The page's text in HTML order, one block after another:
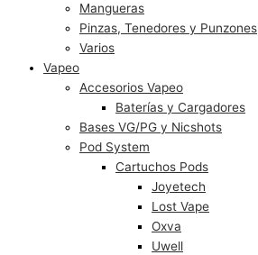
Mangueras
Pinzas, Tenedores y Punzones
Varios
Vapeo
Accesorios Vapeo
Baterías y Cargadores
Bases VG/PG y Nicshots
Pod System
Cartuchos Pods
Joyetech
Lost Vape
Oxva
Uwell